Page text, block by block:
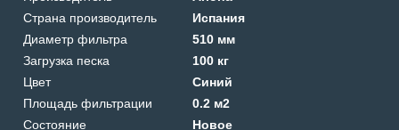
Страна производитель
Испания
Диаметр фильтра
510 мм
Загрузка песка
100 кг
Цвет
Синий
Площадь фильтрации
0.2 м2
Состояние
Новое